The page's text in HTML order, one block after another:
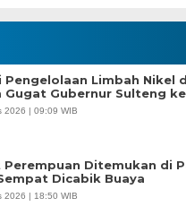
Pengelolaan Limbah Nikel
Gugat Gubernur Sulteng ke
2026 | 09:09 WIB
Perempuan Ditemukan di
Dicabik Buaya
2026 | 18:50 WIB